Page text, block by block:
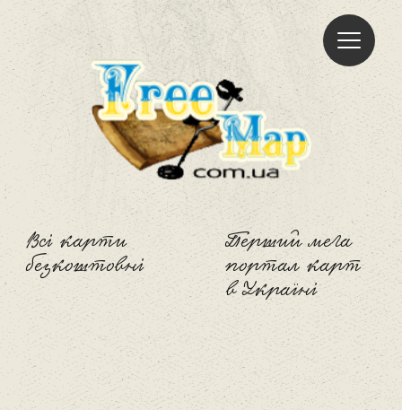
Всі карти
безкоштовні
Freemap
Перший мега
портал карт
в Україні